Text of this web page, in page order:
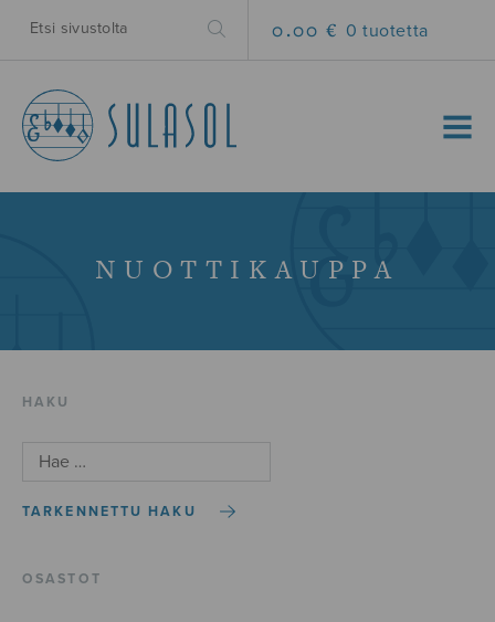
0.00 € 0 tuotetta
MENU
NUOTTIKAUPPA
HAKU
TARKENNETTU HAKU
OSASTOT